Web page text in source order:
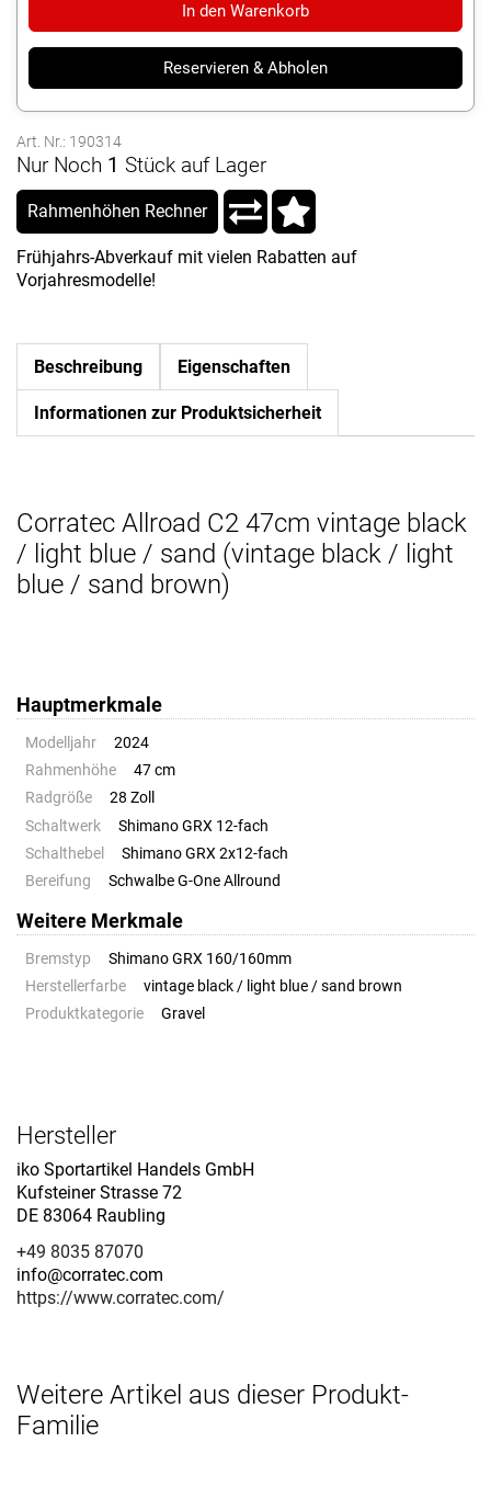
In den Warenkorb
Reservieren & Abholen
Art. Nr.: 190314
Nur Noch 1 Stück auf Lager
Rahmenhöhen Rechner
Frühjahrs-Abverkauf mit vielen Rabatten auf
Vorjahresmodelle!
Beschreibung Eigenschaften
Informationen zur Produktsicherheit
Corratec Allroad C2 47cm vintage black
/ light blue / sand (vintage black / light
blue / sand brown)
Hauptmerkmale
Modelljahr
2024
Rahmenhöhe
47 cm
Radgröße
28 Zoll
Schaltwerk
Shimano GRX 12-fach
Schalthebel
Shimano GRX 2x12-fach
Bereifung
Schwalbe G-One Allround
Weitere Merkmale
Bremstyp
Shimano GRX 160/160mm
Herstellerfarbe
vintage black / light blue / sand brown
Produktkategorie
Gravel
Hersteller
iko Sportartikel Handels GmbH
Kufsteiner Strasse 72
DE 83064 Raubling
+49 8035 87070
info@corratec.com
https://www.corratec.com/
Weitere Artikel aus dieser Produkt-
Familie